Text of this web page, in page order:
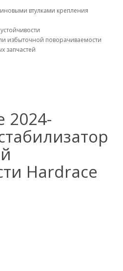
втулками крепления
избыточной поворачиваемости
запчастей
2024-
Hardrace